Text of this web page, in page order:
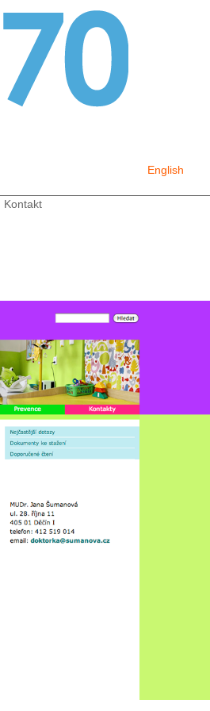
English
Kontakt